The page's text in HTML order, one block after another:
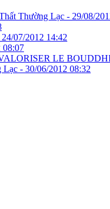
Thường Lạc - 29/08/
24/07/2012 14:42
08:07
LE
Lạc - 30/06/2012 08:32